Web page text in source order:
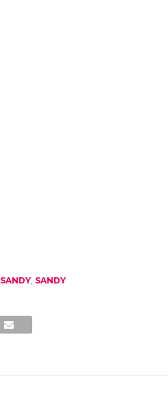
SANDY, SANDY